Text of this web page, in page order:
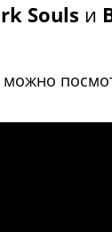
Souls и